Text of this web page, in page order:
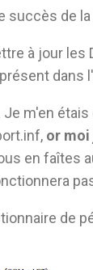
succès de
à jour les
dans
m'en
or
en faîtes
de